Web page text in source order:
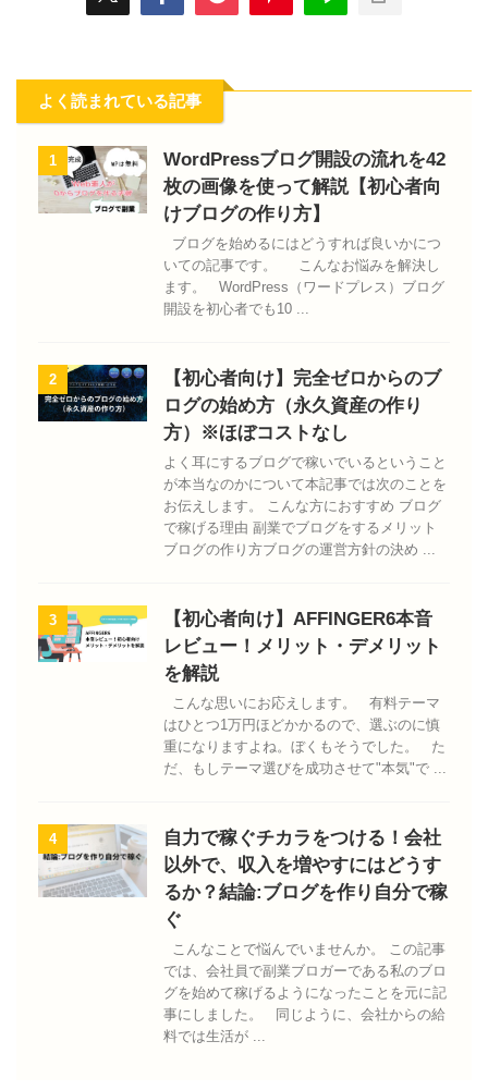
よく読まれている記事
1
WordPressブログ開設の流れを42
枚の画像を使って解説【初心者向
けブログの作り方】
ブログを始めるにはどうすれば良いかにつ
いての記事です。 こんなお悩みを解決し
ます。 WordPress（ワードプレス）ブログ
開設を初心者でも10 ...
2
【初心者向け】完全ゼロからのブ
ログの始め方（永久資産の作り
方）※ほぼコストなし
よく耳にするブログで稼いでいるということ
が本当なのかについて本記事では次のことを
お伝えします。 こんな方におすすめ ブログ
で稼げる理由 副業でブログをするメリット
ブログの作り方ブログの運営方針の決め ...
3
【初心者向け】AFFINGER6本音
レビュー！メリット・デメリット
を解説
こんな思いにお応えします。 有料テーマ
はひとつ1万円ほどかかるので、選ぶのに慎
重になりますよね。ぼくもそうでした。 た
だ、もしテーマ選びを成功させて"本気"で ...
4
自力で稼ぐチカラをつける！会社
以外で、収入を増やすにはどうす
るか？結論:ブログを作り自分で稼
ぐ
こんなことで悩んでいませんか。 この記事
では、会社員で副業ブロガーである私のブロ
グを始めて稼げるようになったことを元に記
事にしました。 同じように、会社からの給
料では生活が ...